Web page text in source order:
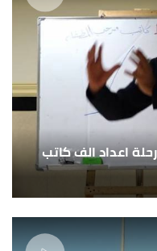
اعداد الف كاتب